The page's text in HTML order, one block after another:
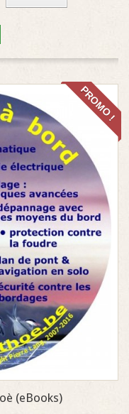
PROMO !
(eBooks)